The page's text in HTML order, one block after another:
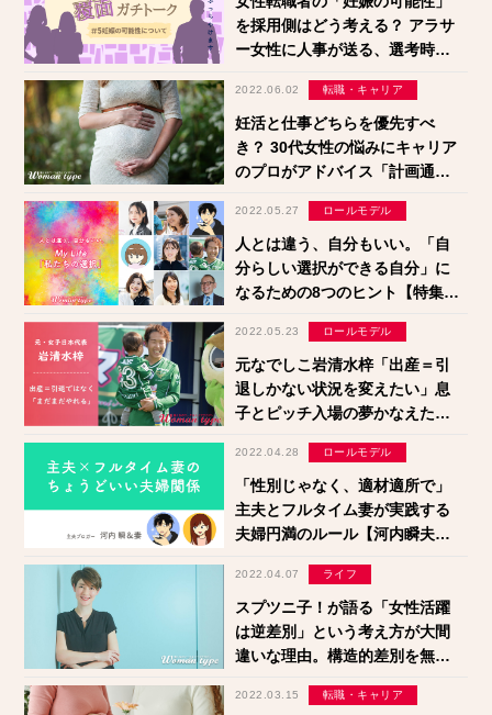
を採用側はどう考える？ アラサ
ー女性に人事が送る、選考時の
2022.06.02 転職・キャリア
妊活と仕事どちらを優先すべ
き？ 30代女性の悩みにキャリア
のプロがアドバイス「計画通り
2022.05.27 ロールモデル
人とは違う、自分もいい。「自
分らしい選択ができる自分」に
なるための8つのヒント【特集：
め】
2022.05.23 ロールモデル
元なでしこ岩清水梓「出産＝引
退しかない状況を変えたい」息
子とピッチ入場の夢かなえたマ
2022.04.28 ロールモデル
「性別じゃなく、適材適所で」
主夫とフルタイム妻が実践する
夫婦円満のルール【河内瞬夫
2022.04.07 ライフ
スプツニ子！が語る「女性活躍
は逆差別」という考え方が大間
違いな理由。構造的差別を無視
2022.03.15 転職・キャリア